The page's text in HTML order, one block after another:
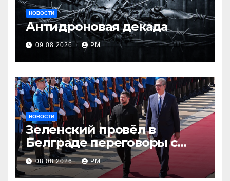
НОВОСТИ
Антидроновая декада
09.08.2026 РМ
НОВОСТИ
Зеленский провёл в
Белграде переговоры с
Вучичем
08.08.2026 РМ